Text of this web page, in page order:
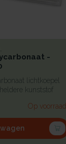
-
lichtkoepel
kunststof
Op voorraad